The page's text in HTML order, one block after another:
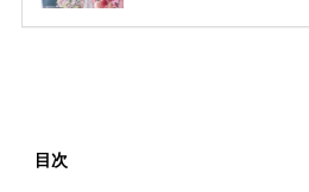
目次